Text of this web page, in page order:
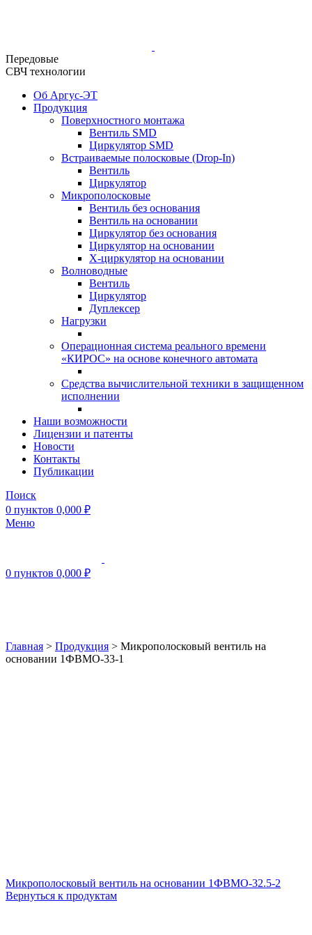
Передовые
СВЧ технологии
Об Аргус-ЭТ
Продукция
Поверхностного монтажа
Вентиль SMD
Циркулятор SMD
Встраиваемые полосковые (Drop-In)
Вентиль
Циркулятор
Микрополосковые
Вентиль без основания
Вентиль на основании
Циркулятор без основания
Циркулятор на основании
Х-циркулятор на основании
Волноводные
Вентиль
Циркулятор
Дуплексер
Нагрузки
Операционная система реального времени
«КИРОС» на основе конечного автомата
Средства вычислительной техники в защищенном
исполнении
Наши возможности
Лицензии и патенты
Новости
Контакты
Публикации
Поиск
0 пунктов 0,000 ₽
Меню
0 пунктов 0,000 ₽
Главная > Продукция > Микрополосковый вентиль на
основании 1ФВМO-33-1
Микрополосковый вентиль на основании 1ФВМO-32.5-2
Вернуться к продуктам